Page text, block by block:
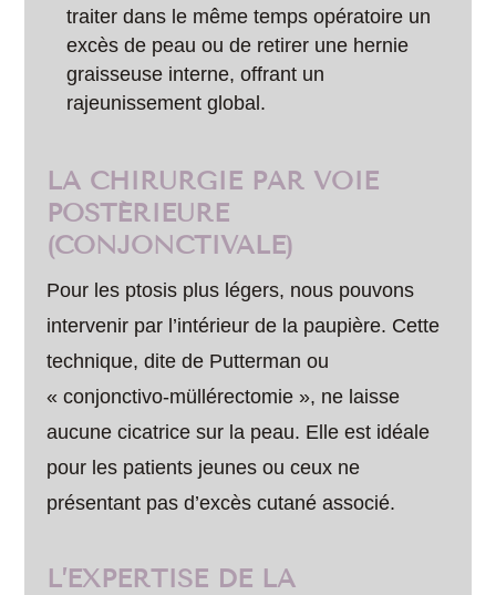
traiter dans le même temps opératoire un
excès de peau ou de retirer une hernie
graisseuse interne, offrant un
rajeunissement global.
LA CHIRURGIE PAR VOIE
POSTÉRIEURE
(CONJONCTIVALE)
Pour les ptosis plus légers, nous pouvons
intervenir par l’intérieur de la paupière. Cette
technique, dite de Putterman ou
« conjonctivo-müllérectomie », ne laisse
aucune cicatrice sur la peau. Elle est idéale
pour les patients jeunes ou ceux ne
présentant pas d’excès cutané associé.
L’EXPERTISE DE LA